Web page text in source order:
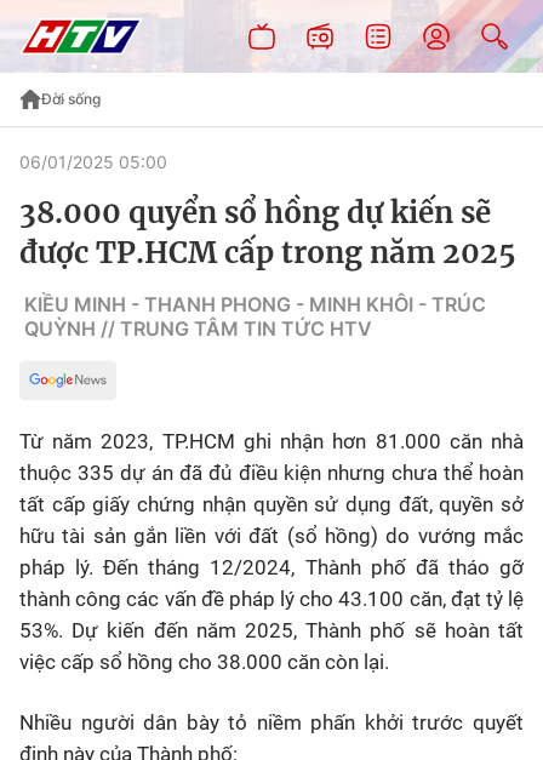
Đời sống
06/01/2025 05:00
38.000 quyển sổ hồng dự kiến sẽ
được TP.HCM cấp trong năm 2025
KIỀU MINH - THANH PHONG - MINH KHÔI - TRÚC
QUỲNH // TRUNG TÂM TIN TỨC HTV
Từ năm 2023, TP.HCM ghi nhận hơn 81.000 căn nhà
thuộc 335 dự án đã đủ điều kiện nhưng chưa thể hoàn
tất cấp giấy chứng nhận quyền sử dụng đất, quyền sở
hữu tài sản gắn liền với đất (sổ hồng) do vướng mắc
pháp lý. Đến tháng 12/2024, Thành phố đã tháo gỡ
thành công các vấn đề pháp lý cho 43.100 căn, đạt tỷ lệ
53%. Dự kiến đến năm 2025, Thành phố sẽ hoàn tất
việc cấp sổ hồng cho 38.000 căn còn lại.
Nhiều người dân bày tỏ niềm phấn khởi trước quyết
định này của Thành phố: